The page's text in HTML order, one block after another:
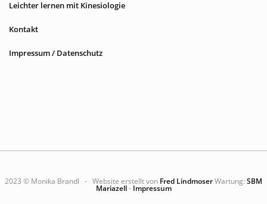
Leichter lernen mit Kinesiologie
Kontakt
Impressum / Datenschutz
2023 © Monika Brandl - Website erstellt von Fred LindmoserWartung: SBM
Mariazell- Impressum